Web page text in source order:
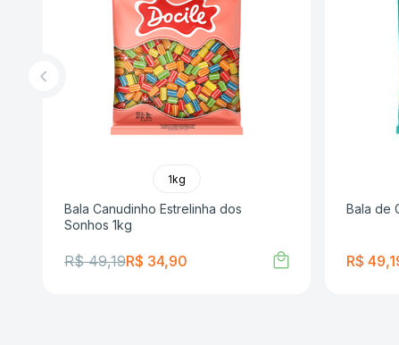
1kg
Bala Canudinho Estrelinha dos
Sonhos 1kg
R$ 49,19R$ 34,90
Bala de
R$ 49,